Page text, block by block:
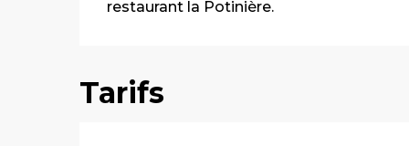
restaurant la Potinière.
Tarifs